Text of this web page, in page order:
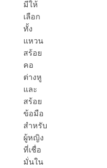
มีให้
เลือก
ทั้ง
แหวน
สร้อย
คอ
ต่างหู
และ
สร้อย
ข้อมือ
สำหรับ
ผู้หญิง
ที่เชื่อ
มั่นใน